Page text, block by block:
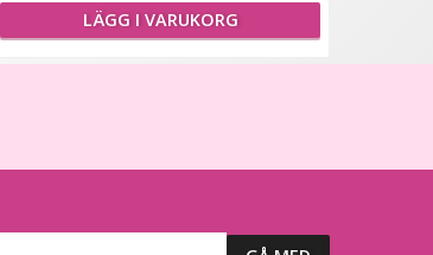
LÄGG I VARUKORG